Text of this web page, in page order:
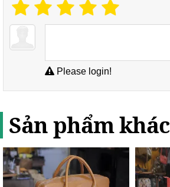
Please login!
Sản phẩm khác